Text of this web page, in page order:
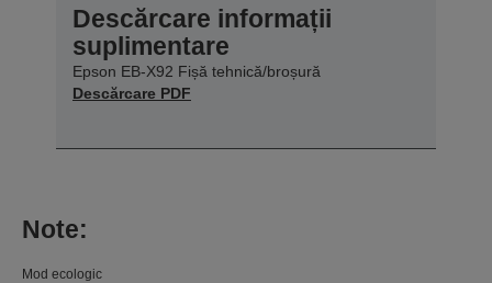
Descărcare informații
suplimentare
Epson EB-X92 Fișă tehnică/broșură
Descărcare PDF
Note:
Mod ecologic